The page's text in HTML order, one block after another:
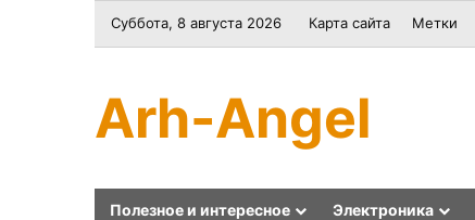
Суббота, 8 августа 2026 Карта сайта Метки
Arh-Angel
Полезное и интересное Электроника